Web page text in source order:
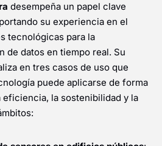
desempeña un papel clave
su experiencia en el
tecnológicas para la
de datos en tiempo real. Su
en tres casos de uso que
puede aplicarse de forma
eficiencia, la sostenibilidad y la